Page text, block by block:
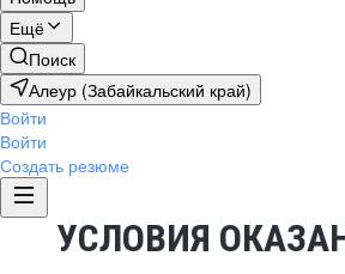
Ещё
Поиск
Алеур (Забайкальский край)
Войти
Войти
Создать резюме
УСЛОВИЯ